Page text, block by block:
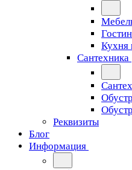
Кухня
Сантехника
Реквизиты
Блог
Информация